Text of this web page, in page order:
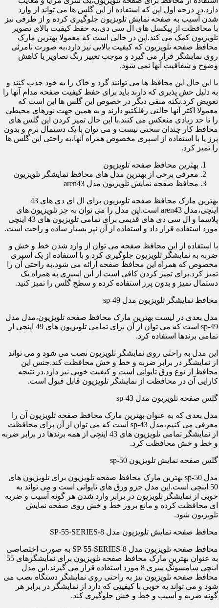
دارد.در درجه اول این که استفاده از این گلس ها می تواند از وارد
شدن آسیب به صفحه نمایش تلویزیون جلوگیری کرده و از طرفی نیز
با محافظت از پیکسل های ال سی دی،به حفظ کیفیت بالای تصویر
تلویزیون کمک می کند.این در حالی است که معمولا بهترین مارک
محافظ صفحه تلویزیون که کیفیت بالایی نیز دارد،به صورت نامرئی
روی نمایشگر قرار می گیرد و موجب تغییر رنگ تصاویر یا کاهش
وضوح و شفافیت آنها نمی شود.
با این حال این محافظ ها می توانند گرد و خاک را به خود جذب کنند و
به دلیل خش پذیری که دارند باید برای حفظ کیفیت صفحه مدام آنها را
تعویض کرد.نکته منفی دیگر در خصوص این گلس ها این است که
معمولا اکثر آنها حالتی رفلکتیو دارند و به همین جهت نورهای محیطی
را تا حد زیادی منعکس می کنند.با این حال تمیز کردن این گلس های
محافظ کار چندان سختی نیست و می توان با یک دستمال نرم و بدون
پرز یا با استفاده از اسپری مخصوص همراه آنها،به راحتی این گلس ها
را تمیز کرد.
بهترین محافظ صفحه تلویزیون
معرفی برخی از بهترین مدل های محافظ نمایشگر تلویزیون
محافظ صفحه نمایش تلویزیون مدل aren43
بهترین مارک محافظ صفحه تلویزیون برای ال ای دی های 43
اینچی،مدل aren43 است.این مدل را می توان به جز تلویزیون های
پلاسما و ال سی دی های قدیمی برای تمامی تلویزیون های 43 اینچی
مورد استفاده قرار داد و استفاده از آن نیز بسیار ساده و راحت است.
با استفاده از این محافظ صفحه می توان از وارد شدن خط و خش و
ضربه به نمایشگر تلویزیون جلوگیری کرد و با استفاده از یک اسپری
مخصوص که همراه این محافظ صفحه ارائه می شود،به راحتی آن را
تمیز کرد.برای تمیز کردن کافی است از این اسپری به همراه یک
دستمال تمیز و بدون پرز استفاده کرده و سطح گلس را تمیز کنید.
محافظ نمایشگر تلویزیون مدل sp-49
مدل بعدی در لیست بهترین مارک محافظ صفحه تلویزیون،مدل مدل
sp-49 است که می توان از آن برای تمامی تلویزیون های 49 اینچی از
تمامی برندها استفاده کرد.
این مدل به راحتی روی نمایشگر تلویزیون نصب می شود و می تواند
از نمایشگر در برابر ضربه و خط و خش محافظت کند.جنس این
محافظ از نوع ورق تایوانی است و کیفیت خوبی نیز دارد.در نتیجه
کارایی آن در محافظت از نمایشگر تلویزیون قابل قبول است.
گلس صفحه تلویزیون مدل sp-43
مدل بعدی که به عنوان بهترین مارک محافظ صفحه تلویزیون آن را
معرفی می کنیم،مدل sp-43 است که می توان از آن برای محافظت
از نمایشگر تمامی تلویزیون های 43 اینچی از همه برندها در برابر ضربه
و خط و خش محافظت کرد.
گلس صفحه نمایش تلویزیون sp-50
مدل sp-50 بهترین مارک محافظ صفحه تلویزیون برای تلویزیون های
50 اینچی است.این مدل جزو ورق های تایوانی است و می تواند به
خوبی از نمایشگر تلویزیون در برابر وارد شدن هر گونه آسیب و ضربه
ای محافظت کرده و مانع بروز خط و خش روی صفحه نمایش
تلویزیون شود.
محافظ صفحه نمایش تلویزیون مدل SP-55-SERIES-8
محافظ صفحه تلویزیون مدل SP-55-SERIES-8 به صورت اختصاصی
به عنوان بهترین مارک محافظ صفحه تلویزیون برای نمایشگرهای 55
اینچی سامسونگ سری 8 مورد استفاده قرار می گیرند.این مدل
محافظ صفحه تلویزیون نیز به راحتی روی نمایشگر دستگاه نصب می
شود و می تواند به خوبی با کیفیتی که دارد از نمایشگر در برابر هر
گونه ضربه و آسیب و خط و خش جلوگیری کند.